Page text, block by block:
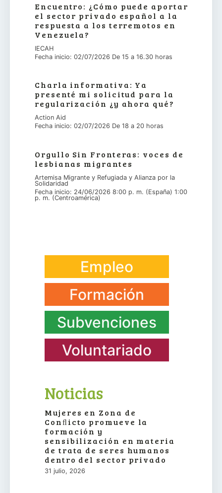
Encuentro: ¿Cómo puede aportar
el sector privado español a la
respuesta a los terremotos en
Venezuela?
IECAH
Fecha inicio: 02/07/2026 De 15 a 16.30 horas
Charla informativa: Ya
presenté mi solicitud para la
regularización ¿y ahora qué?
Action Aid
Fecha inicio: 02/07/2026 De 18 a 20 horas
Orgullo Sin Fronteras: voces de
lesbianas migrantes
Artemisa Migrante y Refugiada y Alianza por la
Solidaridad
Fecha inicio: 24/06/2026 8:00 p. m. (España) 1:00
p. m. (Centroamérica)
Empleo
Formación
Subvenciones
Voluntariado
Noticias
Mujeres en Zona de
Conﬂicto promueve la
formación y
sensibilización en materia
de trata de seres humanos
dentro del sector privado
31 julio, 2026